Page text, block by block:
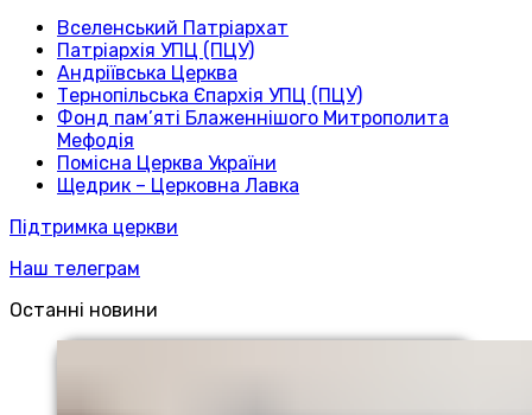
Вселенський Патріархат
Патріархія УПЦ (ПЦУ)
Андріївська Церква
Тернопільська Єпархія УПЦ (ПЦУ)
Фонд пам’яті Блаженнішого Митрополита
Мефодія
Помісна Церква України
Щедрик – Церковна Лавка
Підтримка церкви
Наш телеграм
Останні новини